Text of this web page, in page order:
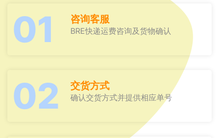
01 咨询客服
BRE快递运费咨询及货物确认
02 交货方式
确认交货方式并提供相应单号